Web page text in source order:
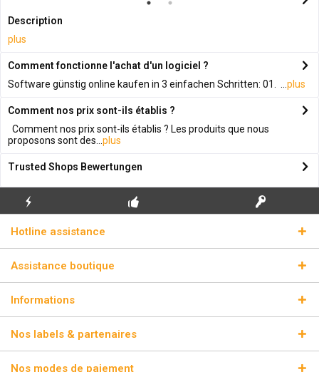
Description
plus
Comment fonctionne l'achat d'un logiciel ?
Software günstig online kaufen in 3 einfachen Schritten: 01. ... plus
Comment nos prix sont-ils établis ?
Comment nos prix sont-ils établis ? Les produits que nous
proposons sont des... plus
Trusted Shops Bewertungen
ÉCLAIR
Hotline assistance
Assistance boutique
Informations
Nos labels & partenaires
Nos modes de paiement